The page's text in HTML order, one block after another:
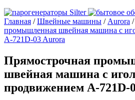
Главная /Швейные машины / Aurora /
промышленная швейная машина с
A-721D-03 Aurora
Прямострочная
швейная машина с
продвижением A-721D-